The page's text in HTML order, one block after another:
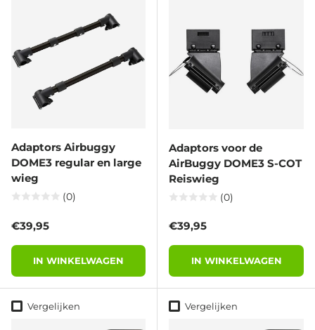
Adaptors Airbuggy
DOME3 regular en large
wieg
(0)
Reguliere prijs
€39,95
IN WINKELWAGEN
Adaptors voor de
AirBuggy DOME3 S-COT
Reiswieg
(0)
Reguliere prijs
€39,95
IN WINKELWAGEN
Vergelijken Vergelijken